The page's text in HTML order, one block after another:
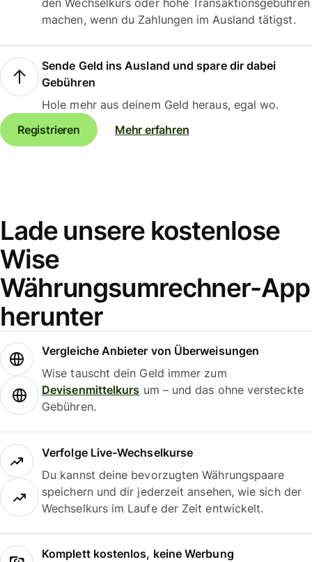
den Wechselkurs oder hohe Transaktionsgebühren
machen, wenn du Zahlungen im Ausland tätigst.
Sende Geld ins Ausland und spare dir dabei
Gebühren
Hole mehr aus deinem Geld heraus, egal wo.
Registrieren
Mehr erfahren
Lade unsere kostenlose
Wise
Währungsumrechner-App
herunter
Vergleiche Anbieter von Überweisungen
Wise tauscht dein Geld immer zum
Devisenmittelkurs um – und das ohne versteckte
Gebühren.
Verfolge Live-Wechselkurse
Du kannst deine bevorzugten Währungspaare
speichern und dir jederzeit ansehen, wie sich der
Wechselkurs im Laufe der Zeit entwickelt.
Komplett kostenlos, keine Werbung